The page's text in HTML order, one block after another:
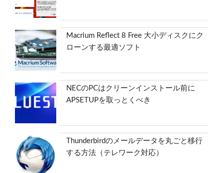
Macrium Reflect 8 Free 大小ディスクにク
ローンする最適ソフト
NECのPCはクリーンインストール前に
APSETUPを取っとくべき
Thunderbirdのメールデータを丸ごと移行
する方法（テレワーク対応）